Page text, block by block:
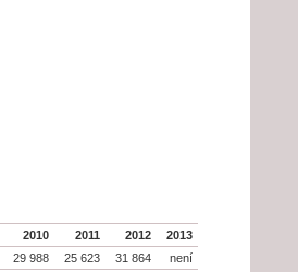
2010 2011 2012
2013
29 988 25 623 31 864 není